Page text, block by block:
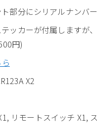
部分にシリアルナンバ
ッカーが付属しますが
円)
X2
リモートスイッチ X1,